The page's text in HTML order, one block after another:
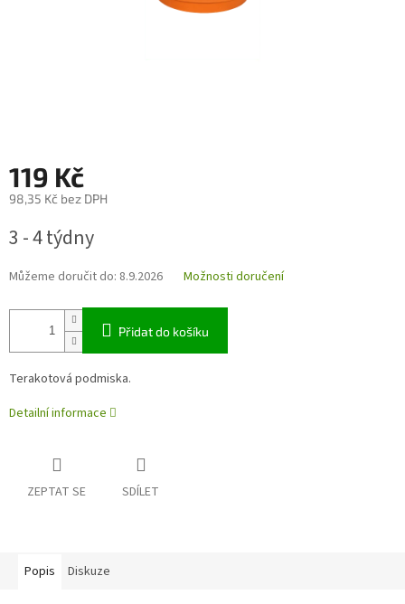
119 Kč
98,35 Kč bez DPH
cena:
3 - 4 týdny
Můžeme doručit do: 8.9.2026 Možnosti doručení
Přidat do košíku
Terakotová podmiska.
Detailní informace
ZEPTAT SE SDÍLET
Popis Diskuze